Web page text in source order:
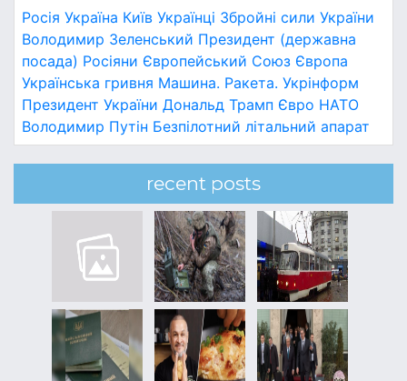
Росія Україна Київ Українці Збройні сили України
Володимир Зеленський Президент (державна
посада) Росіяни Європейський Союз Європа
Українська гривня Машина. Ракета. Укрінформ
Президент України Дональд Трамп Євро НАТО
Володимир Путін Безпілотний літальний апарат
recent posts